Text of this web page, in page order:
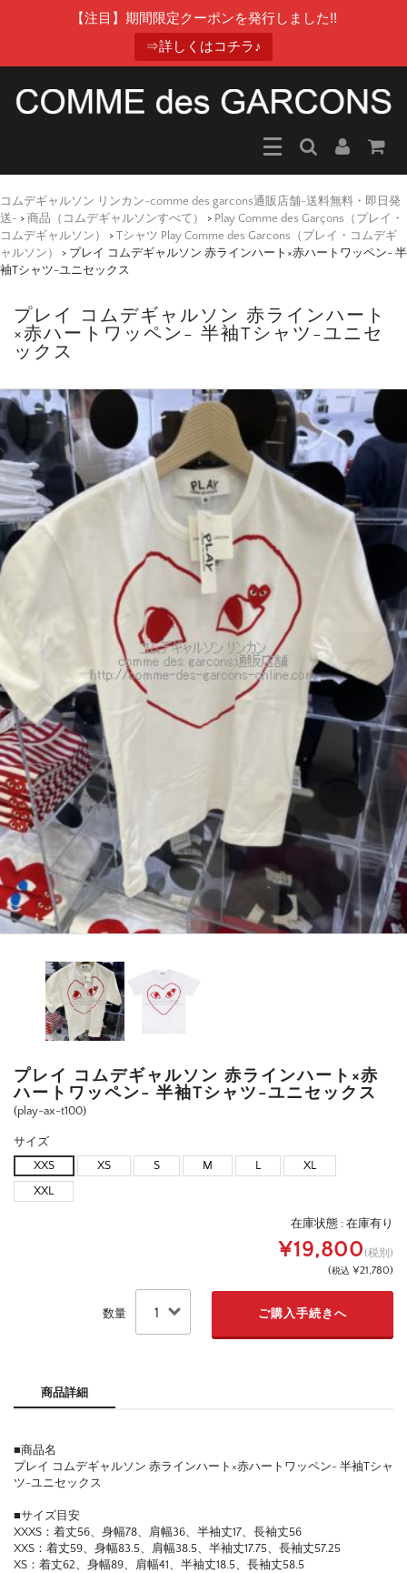
【注目】期間限定クーポンを発行しました!!
⇒詳しくはコチラ♪
コムデギャルソン リンカン-comme des garcons通販店舗-送料無料・即日発
送- > 商品（コムデギャルソンすべて） > Play Comme des Garçons（プレイ・
コムデギャルソン）
> Tシャツ Play Comme des Garcons（プレイ・コムデギ
ャルソン）
> プレイ コムデギャルソン 赤ラインハート×赤ハートワッペン- 半
袖Tシャツ-ユニセックス
プレイ コムデギャルソン 赤ラインハート
×赤ハートワッペン- 半袖Tシャツ-ユニセ
ックス
プレイ コムデギャルソン 赤ラインハート×赤
ハートワッペン- 半袖Tシャツ-ユニセックス
(play-ax-t100)
サイズ
XXS
XS S M L
XL
XXL
在庫状態 : 在庫有り
¥19,800(税別)
(税込 ¥21,780)
数量
商品詳細
■商品名
プレイ コムデギャルソン 赤ラインハート×赤ハートワッペン- 半袖Tシャ
ツ-ユニセックス
■サイズ目安
XXXS：着丈56、身幅78、肩幅36、半袖丈17、長袖丈56
XXS：着丈59、身幅83.5、肩幅38.5、半袖丈17.75、長袖丈57.25
XS：着丈62、身幅89、肩幅41、半袖丈18.5、長袖丈58.5